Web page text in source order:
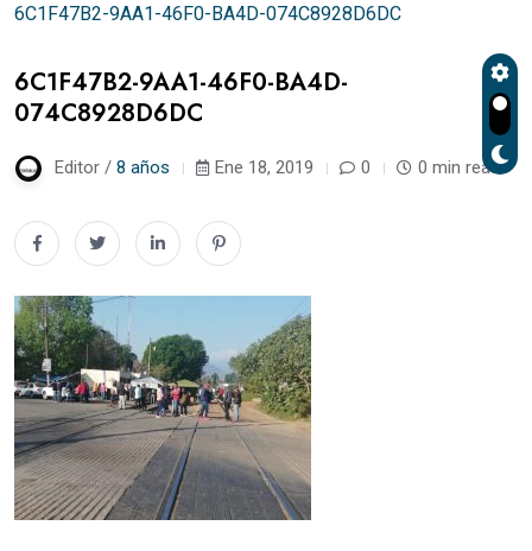
6C1F47B2-9AA1-46F0-BA4D-074C8928D6DC
6C1F47B2-9AA1-46F0-BA4D-
074C8928D6DC
Editor / 8 años Ene 18, 2019 0 0 min read